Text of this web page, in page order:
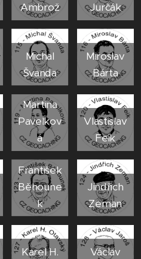
Ambrož
Jurčák
Michal
Švanda
Miroslav
Bárta
Martina
Pavelkov
á
Vlastislav
Feik
František
Běhoune
k
Jindřich
Zeman
Karel H.
Václav